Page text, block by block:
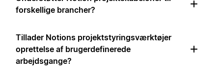
forskellige brancher?
Tillader Notions projektstyringsværktøjer
oprettelse af brugerdefinerede
arbejdsgange?